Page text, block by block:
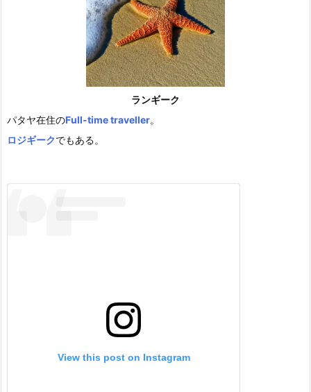
ランギーク
パタヤ在住のFull-time traveller。
ロジギークでもある。
View this post on Instagram